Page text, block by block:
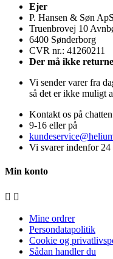
Ejer
P. Hansen & Søn ApS
Truenbrovej 10
6400 Sønderborg
CVR nr.: 41260211
Der må ikke
Vi sender varer fra
så det er ikke muligt
Kontakt os på
9-16 eller på
Vi svarer indenfor 24
Min konto
 
Mine ordrer
Persondatapolitik
Cookie og
Sådan handler du